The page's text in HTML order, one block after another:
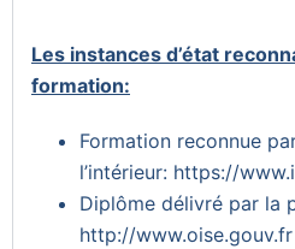
Les instances d’état
formation:
Formation reconnue
l’intérieur: https://
Diplôme délivré par la
http://www.oise.gouv.fr